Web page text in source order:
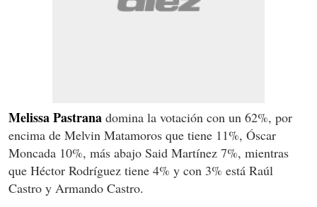
Melissa Pastrana domina la votación con un 62%, por
encima de Melvin Matamoros que tiene 11%, Óscar
Moncada 10%, más abajo Said Martínez 7%, mientras
que Héctor Rodríguez tiene 4% y con 3% está Raúl
Castro y Armando Castro.